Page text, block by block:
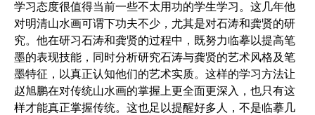
学习态度很值得当前一些不太用功的学生学习。这几年他
对明清山水画可谓下功夫不少，尤其是对石涛和龚贤的研
究。他在研习石涛和龚贤的过程中，既努力临摹以提高笔
墨的表现技能，同时分析研究石涛与龚贤的艺术风格及笔
墨特征，以真正认知他们的艺术实质。这样的学习方法让
赵旭鹏在对传统山水画的掌握上更全面更深入，也只有这
样才能真正掌握传统。这也足以提醒好多人，不是临摹几